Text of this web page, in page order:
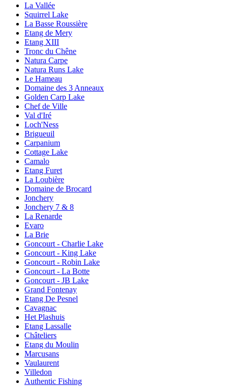
La Vallée
Squirrel Lake
La Basse Roussière
Etang de Mery
Etang XIII
Tronc du Chêne
Natura Carpe
Natura Runs Lake
Le Hameau
Domaine des 3 Anneaux
Golden Carp Lake
Chef de Ville
Val d'Iré
Loch'Ness
Brigueuil
Carpanium
Cottage Lake
Camalo
Etang Furet
La Loubière
Domaine de Brocard
Jonchery
Jonchery 7 & 8
La Renarde
Evaro
La Brie
Goncourt - Charlie Lake
Goncourt - King Lake
Goncourt - Robin Lake
Goncourt - La Botte
Goncourt - JB Lake
Grand Fontenay
Etang De Pesnel
Cavagnac
Het Plashuis
Etang Lassalle
Châteliers
Etang du Moulin
Marcusans
Vaulaurent
Villedon
Authentic Fishing